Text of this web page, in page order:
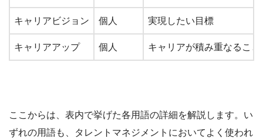
キャリアビジョン 個人 実現したい目標
キャリアアップ 個人 キャリアが積み重なること
ここからは、表内で挙げた各用語の詳細を解説します。い
ずれの用語も、タレントマネジメントにおいてよく使われ